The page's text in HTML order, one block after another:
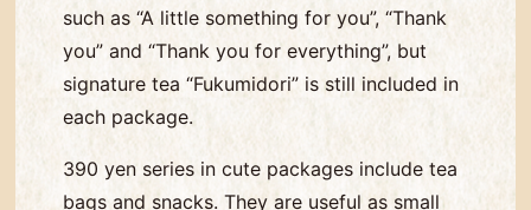
such as “A little something for you”, “Thank
you” and “Thank you for everything”, but
signature tea “Fukumidori” is still included in
each package.
390 yen series in cute packages include tea
bags and snacks. They are useful as small